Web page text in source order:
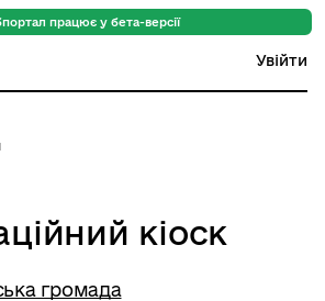
працює у бета-версії
Увійти
кіоск
громада